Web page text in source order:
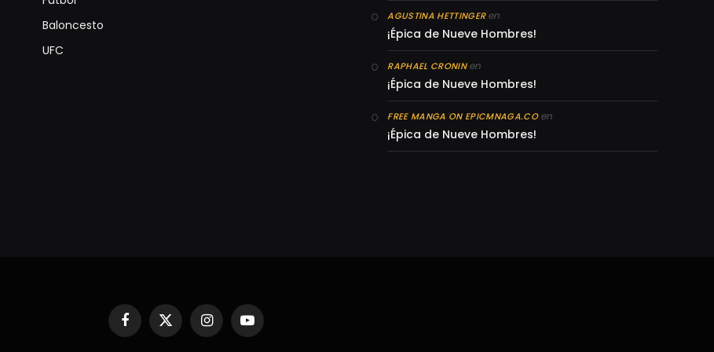
Baloncesto
UFC
AGUSTINA HETTINGERen
¡Épica de Nueve Hombres!
RAPHAEL CRONINen
¡Épica de Nueve Hombres!
FREE MANGA ON EPICMNAGA.COen
¡Épica de Nueve Hombres!
Facebook
X
(Twitter)
InstagramYouTube